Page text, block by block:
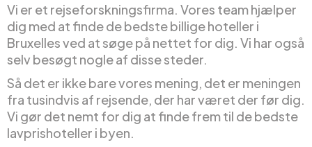
Vi er et rejseforskningsfirma. Vores team hjælper
dig med at finde de bedste billige hoteller i
Bruxelles ved at søge på nettet for dig. Vi har også
selv besøgt nogle af disse steder.
Så det er ikke bare vores mening, det er meningen
fra tusindvis af rejsende, der har været der før dig.
Vi gør det nemt for dig at finde frem til de bedste
lavprishoteller i byen.